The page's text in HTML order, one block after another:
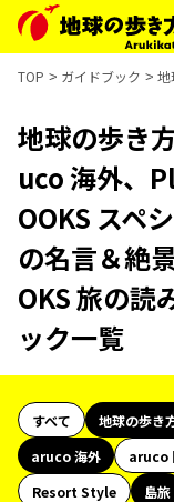
TOP ガイドブック 地
地球の歩き
uco 海外、
OOKS スペ
の名言＆絶
OKS 旅の読
ック一覧
すべて 地球の歩き
aruco 海外
aruco
Resort Style
島旅